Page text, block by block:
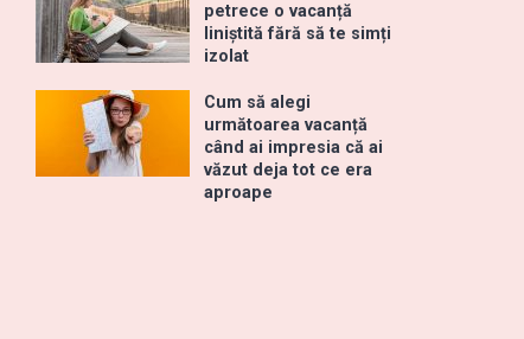
petrece o vacanță
liniștită fără să te simți
izolat
Cum să alegi
următoarea vacanță
când ai impresia că ai
văzut deja tot ce era
aproape